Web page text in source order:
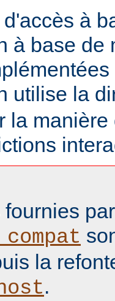
à
à base de
utilise la
la
la
.